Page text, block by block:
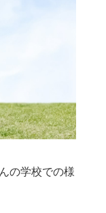
の学校での様